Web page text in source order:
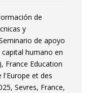
Gilberto Ramos
Introducción
profesorado en
y
em Educação
de
y
de apoyo
humano en
, France Education
l'Europe et des
Sevres, France,